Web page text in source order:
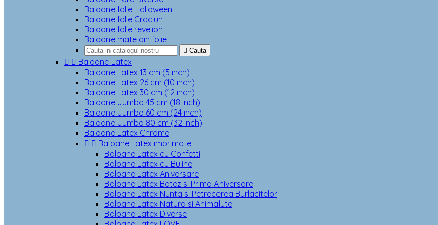
Baloane folie Halloween
Baloane folie Craciun
Baloane folie revelion
Baloane mate din folie
 Cauta
  Baloane Latex
Baloane Latex 13 cm (5 inch)
Baloane Latex 26 cm (10 inch)
Baloane Latex 30 cm (12 inch)
Baloane Jumbo 45 cm (18 inch)
Baloane Jumbo 60 cm (24 inch)
Baloane Jumbo 80 cm (32 inch)
Baloane Latex Chrome
  Baloane Latex imprimate
Baloane Latex cu Confetti
Baloane Latex cu Buline
Baloane Latex Aniversare
Baloane Latex Botez si Prima Aniversare
Baloane Latex Nunta si Petrecerea Burlacitelor
Baloane Latex Natura si Animalute
Baloane Latex Diverse